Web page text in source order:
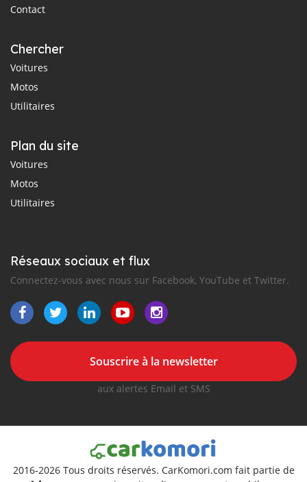
Contact
Chercher
Voitures
Motos
Utilitaires
Plan du site
Voitures
Motos
Utilitaires
Réseaux sociaux et flux
Connectez-vous avec nous sur Facebook, YouTube et Twitter.
Souscrire à la newsletter
aux alertes Email et SMS
2016-2026 Tous droits réservés. CarKomori.com fait partie de